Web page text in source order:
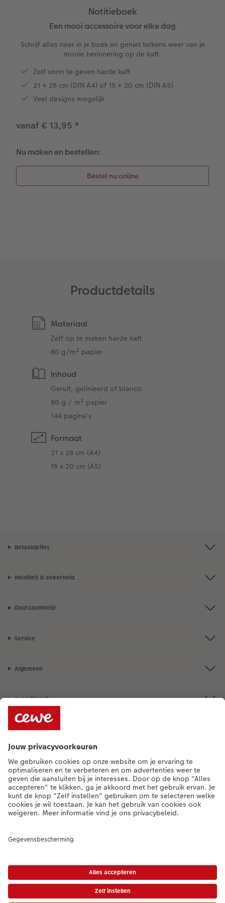
XXL Liggend
Compact Liggend
Compact Vierkant
Kids
Papiersoorten
Mogelijkheden
Tips voor fotoboeken
Square prints
Fine art prints
Mini prints
Foto in lijst
Premium poster
Fotostickers
Foto op galerijprint
Foto op forex
Foto op hout
Foto op hexxas
Meerluik
Alle extra's
Fineline wandkalender
Om op te schrijven
Met designs
Alle extra's
Textiel
Fotomagneten
Telefoonhoesjes
Fotogeschenkbox
CEWE Cadeaubon
Cadeautips
Trouwkaarten
Babykaarten
Verjaardagskaarten
Communiekaarten
Alle thema's
Huwelijk
Huisdieren
Woondecoratietips
Fotoboektips
Fotografietips
Webinars
Cadeaus voor kinderen
Cadeaus voor dieren
Duurzamere cadeaus
Notitieboek
Een mooi accessoire voor elke dag
Schrijf alles neer in je boek en geniet telkens weer van je
mooie herinnering op de kaft.
Zelf vorm te geven harde kaft
21 × 28 cm (DIN A4) of 15 × 20 cm (DIN A5)
Veel designs mogelijk
vanaf € 13,95 *
Nu maken en bestellen:
Productdetails
Materiaal
Zelf op te maken harde kaft
80 g/m² papier
Inhoud
Geruit, gelinieerd of blanco
80 g / m² papier
144 pagina's
Formaat
21 x 28 cm (A4)
15 x 20 cm (A5)
Betaalopties
Kwaliteit & zekerheid
Duurzaamheid
Service
Algemeen
Assortiment
Als je een vraag hebt over een product of bestelling, bel ons dan gerust:
0341-255 400 [ma - vr 9:00 tot 20:00 u | za 9:00 tot 17:00 u | zo 12:00 tot
16:00 u]
NL |BE
verwerkings- en verzendkosten.
|Algemene voorwaarden|Privacy|Imprint|Toegankelijkheid